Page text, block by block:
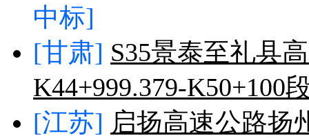
中标]
[甘肃] S35景泰至礼县
K44+999.379-K50+100
[江苏] 启扬高速公路扬